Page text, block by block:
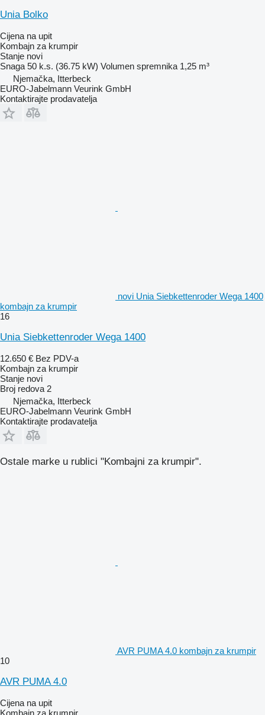
Unia Bolko
Cijena na upit
Kombajn za krumpir
Stanje novi
Snaga 50 k.s. (36.75 kW) Volumen spremnika 1,25 m³
Njemačka, Itterbeck
EURO-Jabelmann Veurink GmbH
Kontaktirajte prodavatelja
novi Unia Siebkettenroder Wega 1400
kombajn za krumpir
16
Unia Siebkettenroder Wega 1400
12.650 € Bez PDV-a
Kombajn za krumpir
Stanje novi
Broj redova 2
Njemačka, Itterbeck
EURO-Jabelmann Veurink GmbH
Kontaktirajte prodavatelja
Ostale marke u rublici "Kombajni za krumpir".
AVR PUMA 4.0 kombajn za krumpir
10
AVR PUMA 4.0
Cijena na upit
Kombajn za krumpir